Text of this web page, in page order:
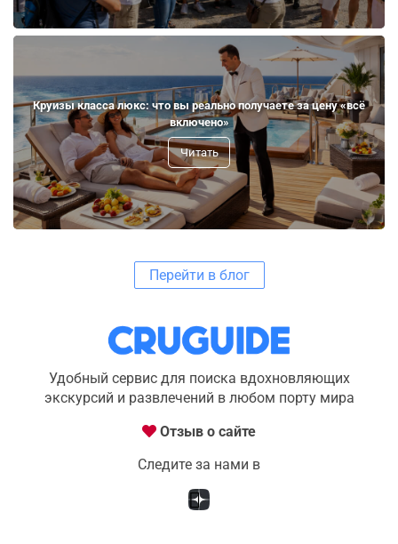
Круизы класса люкс: что вы реально получаете за цену «всё
включено»
Читать
Перейти в блог
Удобный сервис для поиска вдохновляющих
экскурсий и развлечений в любом порту мира
Отзыв о сайте
Следите за нами в